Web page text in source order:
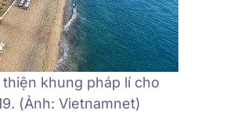
khung pháp lí cho
(Ảnh: Vietnamnet)